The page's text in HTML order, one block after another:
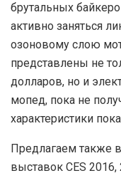
брутальных
активно заняться
озоновому слою
представлены не
долларов, но и
мопед, пока не
характеристики
Предлагаем также
выставок CES 2016,